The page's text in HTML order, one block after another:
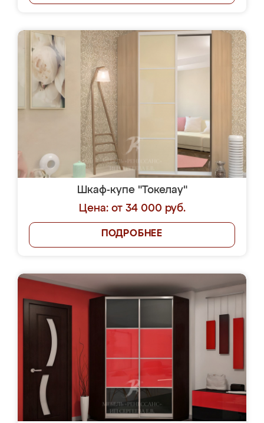
Шкаф-купе "Токелау"
Цена: от 34 000 руб.
ПОДРОБНЕЕ